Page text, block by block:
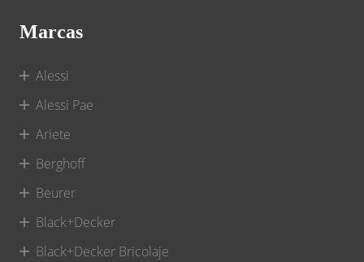
Marcas
Alessi
Alessi Pae
Ariete
Berghoff
Beurer
Black+Decker
Black+Decker Bricolaje